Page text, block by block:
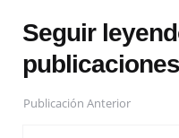
Seguir
publicaciones
Publicación Anterior